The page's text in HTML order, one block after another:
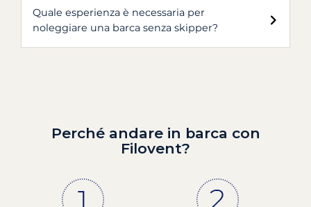
Quale esperienza è necessaria per
noleggiare una barca senza skipper?
Perché andare in barca con
Filovent?